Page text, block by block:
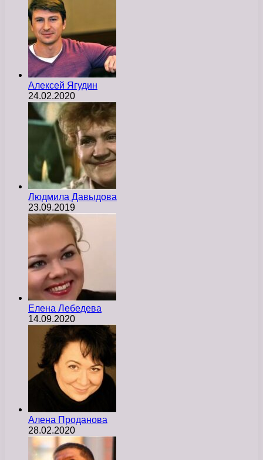
Алексей Ягудин
24.02.2020
Людмила Давыдова
23.09.2019
Елена Лебедева
14.09.2020
Алена Проданова
28.02.2020